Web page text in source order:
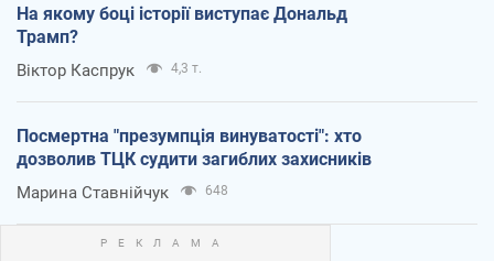
На якому боці історії виступає Дональд
Трамп?
Віктор Каспрук 4,3 т.
Посмертна "презумпція винуватості": хто
дозволив ТЦК судити загиблих захисників
Марина Ставнійчук 648